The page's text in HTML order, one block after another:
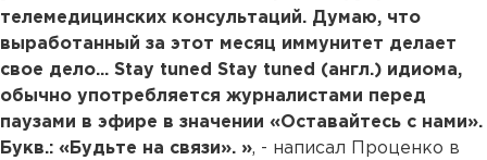
телемедицинских консультаций. Думаю, что
выработанный за этот месяц иммунитет делает
свое дело... Stay tuned Stay tuned (англ.) идиома,
обычно употребляется журналистами перед
паузами в эфире в значении «Оставайтесь с нами».
Букв.: «Будьте на связи». », - написал Проценко в